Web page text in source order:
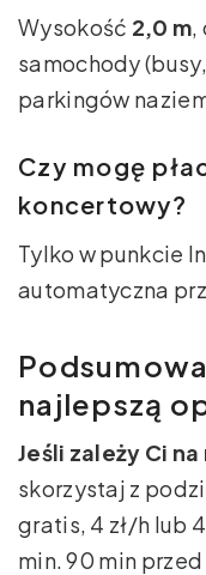
Wysokość 2,0 m,
samochody
parkingów
Czy mogę
koncertowy?
Tylko w punkcie
automatyczna
najlepszą
Jeśli zależy Ci
skorzystaj z
gratis, 4 zł/h lub
min. 90 min